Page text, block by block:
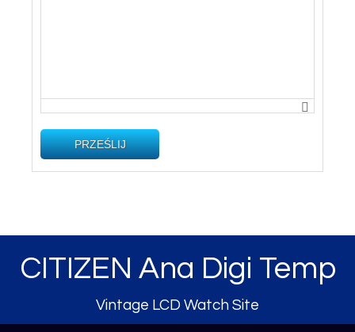
PRZEŚLIJ
CITIZEN Ana Digi Temp
Vintage LCD Watch Site